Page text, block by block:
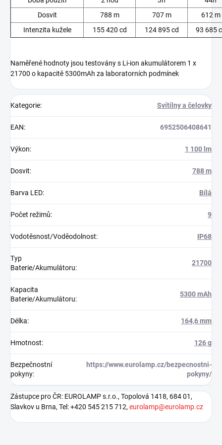
Dosvit
788 m 707 m
612 m
Intenzita kužele
155 420 cd 124 895 cd 93 685
Naměřené hodnoty jsou testovány s Li-ion akumulátorem 1 x
21700 o kapacitě 5300mAh za laboratorních podmínek
Kategorie: Svítilny a čelovky
EAN: 6952506408641
Výkon: 1 100 lm
Dosvit: 788 m
Barva LED: Bílá
Počet režimů: 9
Vodotěsnost/Voděodolnost: IP68
Typ
Baterie/Akumulátoru:
21700
Kapacita
Baterie/Akumulátoru:
5300 mAh
Délka: 164,6 mm
Hmotnost: 126 g
Bezpečnostní
pokyny:
https://www.eurolamp.cz/bezpecnostni-
pokyny/
Zástupce pro ČR: EUROLAMP s.r.o., Topolová 1418, 684 01,
Slavkov u Brna, Tel: +420 545 215 712, eurolamp@eurolamp.cz